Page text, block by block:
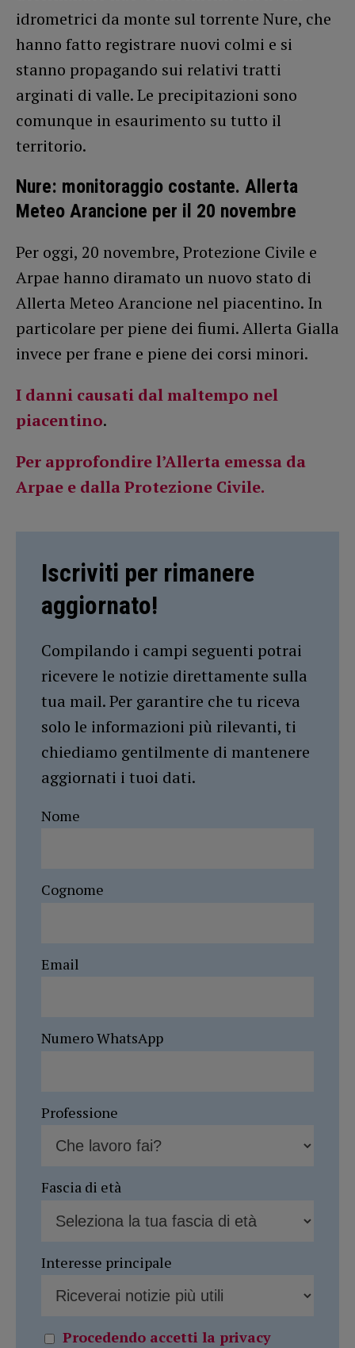
idrometrici da monte sul torrente Nure, che
hanno fatto registrare nuovi colmi e si
stanno propagando sui relativi tratti
arginati di valle. Le precipitazioni sono
comunque in esaurimento su tutto il
territorio.
Nure: monitoraggio costante. Allerta
Meteo Arancione per il 20 novembre
Per oggi, 20 novembre, Protezione Civile e
Arpae hanno diramato un nuovo stato di
Allerta Meteo Arancione nel piacentino. In
particolare per piene dei fiumi. Allerta Gialla
invece per frane e piene dei corsi minori.
I danni causati dal maltempo nel
piacentino.
Per approfondire l’Allerta emessa da
Arpae e dalla Protezione Civile.
Iscriviti per rimanere
aggiornato!
Compilando i campi seguenti potrai
ricevere le notizie direttamente sulla
tua mail. Per garantire che tu riceva
solo le informazioni più rilevanti, ti
chiediamo gentilmente di mantenere
aggiornati i tuoi dati.
Nome
Cognome
Email
Numero WhatsApp
Professione
Fascia di età
Interesse principale
Procedendo accetti la privacy